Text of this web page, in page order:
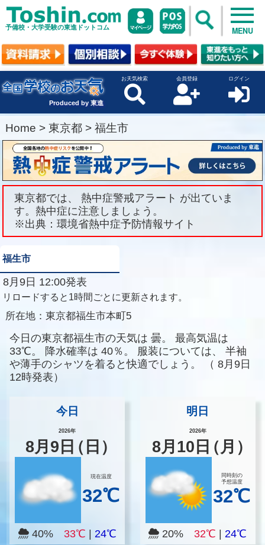
予備校・大学受験の東進ドットコム MENU
Produced by 東進
お天気検索 会員登録 ログイン
Home > 東京都 > 福生市
東京都では、 熱中症警戒アラート が出ていま
す。熱中症に注意しましょう。
※出典：環境省熱中症予防情報サイト
福生市
8月9日 12:00発表
リロードすると1時間ごとに更新されます。
所在地： 東京都福生市本町5
今日の東京都福生市の天気は 曇。
最高気温は
33℃。
降水確率は 40％。 服装については、
半袖
や薄手のシャツを着ると快適でしょう。
（ 8月9日
12時発表）
今日
2026年
8月 9 日（日）
現在温度
32℃
40% 33℃ 24℃
明日
2026年
8月 10 日（月）
同時刻の
予想温度
32℃
20%32℃ |24℃